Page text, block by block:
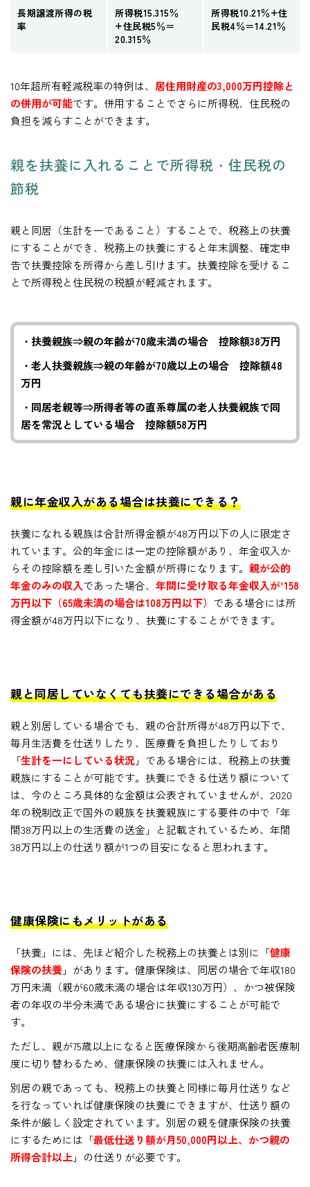
長期譲渡所得の税
率
所得税15.315％
+住民税5％＝
20.315％
所得税10.21％+住
民税4％＝14.21％
10年超所有軽減税率の特例は、 居住用財産の3,000万円控除と
の併用が可能です。併用することでさらに所得税、住民税の
負担を減らすことができます。
親を扶養に入れることで所得税・住民税の
節税
親と同居（生計を一であること）することで、税務上の扶養
にすることができ、税務上の扶養にすると年末調整、確定申
告で扶養控除を所得から差し引けます。扶養控除を受けるこ
とで所得税と住民税の税額が軽減されます。
・扶養親族⇒親の年齢が70歳未満の場合 控除額38万円
・老人扶養親族⇒親の年齢が70歳以上の場合 控除額48
万円
・同居老親等⇒所得者等の直系尊属の老人扶養親族で同
居を常況としている場合 控除額58万円
親に年金収入がある場合は扶養にできる？
扶養になれる親族は合計所得金額が48万円以下の人に限定さ
れています。公的年金には一定の控除額があり、年金収入か
らその控除額を差し引いた金額が所得になります。 親が公的
年金のみの収入であった場合、 年間に受け取る年金収入が‘158
万円以下（65歳未満の場合は108万円以下） である場合には所
得金額が48万円以下になり、扶養にすることができます。
親と同居していなくても扶養にできる場合がある
親と別居している場合でも、親の合計所得が48万円以下で、
毎月生活費を仕送りしたり、医療費を負担したりしており
「生計を一にしている状況」である場合には、税務上の扶養
親族にすることが可能です。扶養にできる仕送り額について
は、今のところ具体的な金額は公表されていませんが、2020
年の税制改正で国外の親族を扶養親族にする要件の中で「年
間38万円以上の生活費の送金」と記載されているため、年間
38万円以上の仕送り額が1つの目安になると思われます。
健康保険にもメリットがある
「扶養」には、先ほど紹介した税務上の扶養とは別に「健康
保険の扶養」があります。健康保険は、同居の場合で年収180
万円未満（親が60歳未満の場合は年収130万円）、かつ被保険
者の年収の半分未満である場合に扶養にすることが可能で
す。
ただし、親が75歳以上になると医療保険から後期高齢者医療制
度に切り替わるため、健康保険の扶養には入れません。
別居の親であっても、税務上の扶養と同様に毎月仕送りなど
を行なっていれば健康保険の扶養にできますが、仕送り額の
条件が厳しく設定されています。別居の親を健康保険の扶養
にするためには「最低仕送り額が月50,000円以上、かつ親の
所得合計以上」の仕送りが必要です。